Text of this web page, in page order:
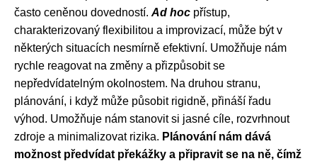
často ceněnou dovedností. Ad hoc přístup,
charakterizovaný flexibilitou a improvizací, může být v
některých situacích nesmírně efektivní. Umožňuje nám
rychle reagovat na změny a přizpůsobit se
nepředvídatelným okolnostem. Na druhou stranu,
plánování, i když může působit rigidně, přináší řadu
výhod. Umožňuje nám stanovit si jasné cíle, rozvrhnout
zdroje a minimalizovat rizika. Plánování nám dává
možnost předvídat překážky a připravit se na ně, čímž